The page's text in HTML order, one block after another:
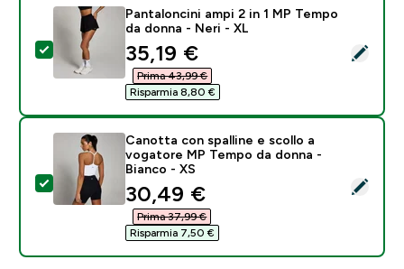
Seleziona questo prodotto - Pantaloncini ampi 2 in 1
Pantaloncini ampi 2 in 1 MP Tempo
da donna - Neri - XL
discounted price
35,19 €‎
Prima 43,99 €‎
Risparmia 8,80 €‎
Seleziona questo prodotto - Canotta con spalline e
Canotta con spalline e scollo a
vogatore MP Tempo da donna -
Bianco - XS
discounted price
30,49 €‎
Prima 37,99 €‎
Risparmia 7,50 €‎